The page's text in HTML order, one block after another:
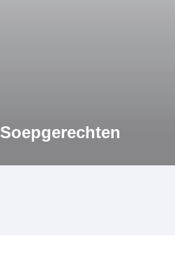
Soepgerechten